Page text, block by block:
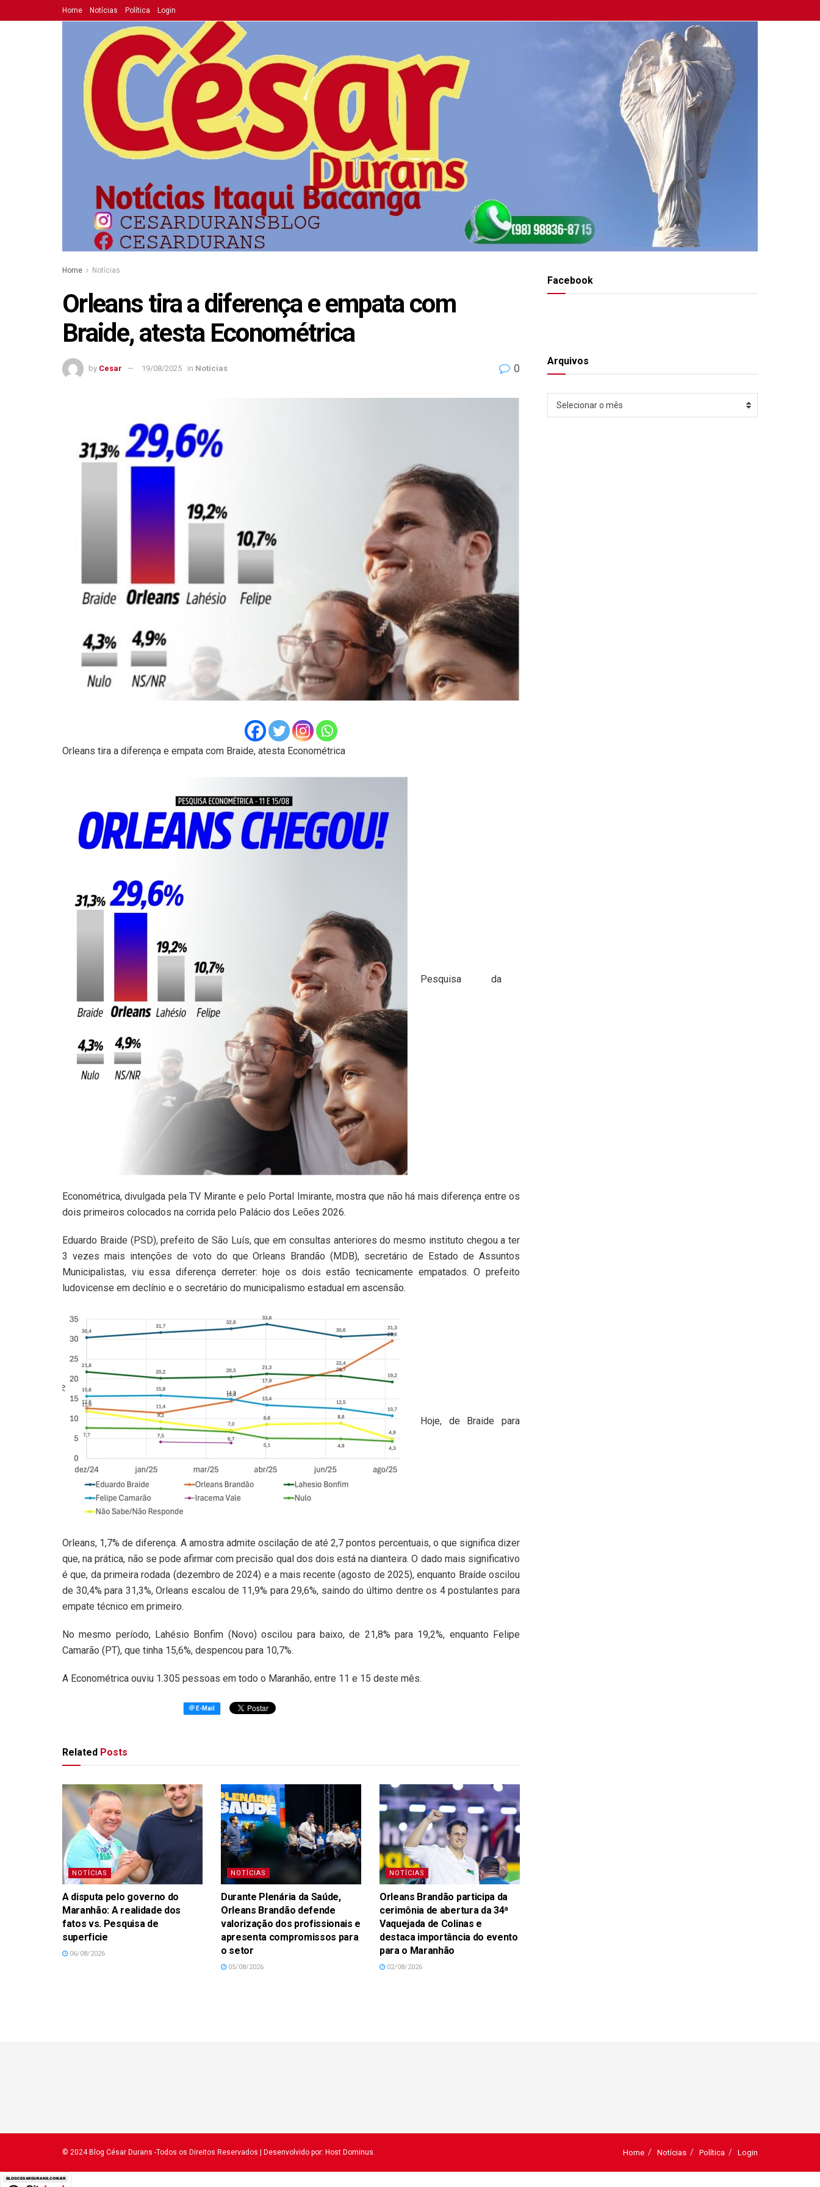
Home Notícias Política Login
Home Notícias
Orleans tira a diferença e empata com
Braide, atesta Econométrica
by Cesar 19/08/2025 in Notícias 0
Orleans tira a diferença e empata com Braide, atesta Econométrica
Pesquisa da
Econométrica, divulgada pela TV Mirante e pelo Portal Imirante, mostra que não há mais diferença entre os
dois primeiros colocados na corrida pelo Palácio dos Leões 2026.
Eduardo Braide (PSD), prefeito de São Luís, que em consultas anteriores do mesmo instituto chegou a ter
3 vezes mais intenções de voto do que Orleans Brandão (MDB), secretário de Estado de Assuntos
Municipalistas, viu essa diferença derreter: hoje os dois estão tecnicamente empatados. O prefeito
ludovicense em declínio e o secretário do municipalismo estadual em ascensão.
Hoje, de Braide para
Orleans, 1,7% de diferença. A amostra admite oscilação de até 2,7 pontos percentuais, o que significa dizer
que, na prática, não se pode afirmar com precisão qual dos dois está na dianteira. O dado mais significativo
é que, da primeira rodada (dezembro de 2024) e a mais recente (agosto de 2025), enquanto Braíde oscilou
de 30,4% para 31,3%, Orleans escalou de 11,9% para 29,6%, saindo do último dentre os 4 postulantes para
empate técnico em primeiro.
No mesmo período, Lahésio Bonfim (Novo) oscilou para baixo, de 21,8% para 19,2%, enquanto Felipe
Camarão (PT), que tinha 15,6%, despencou para 10,7%.
A Econométrica ouviu 1.305 pessoas em todo o Maranhão, entre 11 e 15 deste mês.
Related Posts
NOTÍCIAS
A disputa pelo governo do
Maranhão: A realidade dos
fatos vs. Pesquisa de
superficie
06/08/2026
NOTÍCIAS
Durante Plenária da Saúde,
Orleans Brandão defende
valorização dos profissionais e
apresenta compromissos para
o setor
05/08/2026
NOTÍCIAS
Orleans Brandão participa da
cerimônia de abertura da 34ª
Vaquejada de Colinas e
destaca importância do evento
para o Maranhão
02/08/2026
Facebook
Arquivos
Arquivos
Selecionar o mês
Home Notícias Política Login
© 2024 Blog César Durans -Todos os Direitos Reservados | Desenvolvido por: Host Dominus.